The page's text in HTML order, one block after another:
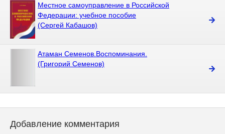
Местное самоуправление в Российской
Федерации: учебное пособие
(Сергей Кабашов)
Атаман Семенов.Воспоминания.
(Григорий Семенов)
Добавление комментария